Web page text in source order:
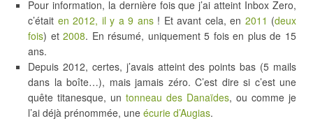
Pour information, la dernière fois que j’ai atteint Inbox Zero,
c’était en 2012, il y a 9 ans! Et avant cela, en 2011 (deux
fois) et2008. En résumé, uniquement 5 fois en plus de 15
ans.
Depuis 2012, certes, j’avais atteint des points bas (5 mails
dans la boîte…), mais jamais zéro. C’est dire si c’est une
quête titanesque, un tonneau des Danaïdes, ou comme je
l’ai déjà prénommée, une écurie d’Augias.